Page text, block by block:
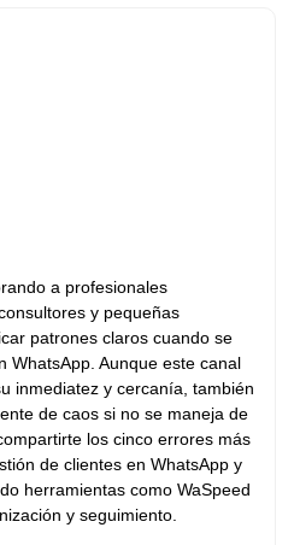
a profesionales
y pequeñas
patrones claros cuando se
WhatsApp. Aunque este canal
inmediatez y cercanía, también
de caos si no se maneja de
los cinco errores más
de clientes en WhatsApp y
herramientas como WaSpeed
y seguimiento.